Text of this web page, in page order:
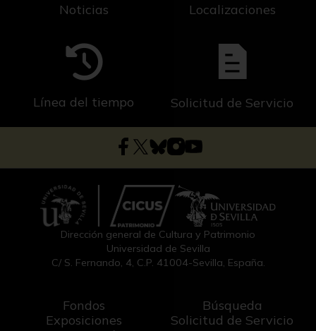
Noticias Localizaciones
Línea del tiempo Solicitud de Servicio
Dirección general de Cultura y Patrimonio
Universidad de Sevilla
C/ S. Fernando, 4, C.P. 41004-Sevilla, España.
Fondos
Exposiciones
Búsqueda
Solicitud de Servicio